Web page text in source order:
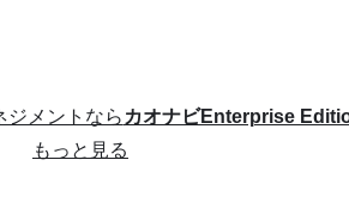
メントならカオナビEnterprise
もっと見る